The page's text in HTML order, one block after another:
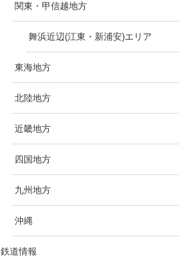
関東・甲信越地方
舞浜近辺(江東・新浦安)エリア
東海地方
北陸地方
近畿地方
四国地方
九州地方
沖縄
鉄道情報